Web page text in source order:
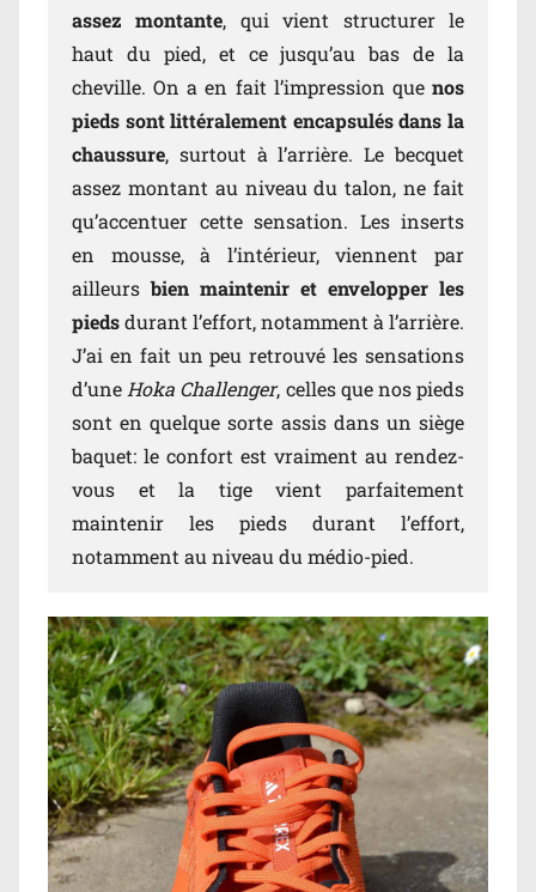
assez montante, qui vient structurer le
haut du pied, et ce jusqu’au bas de la
cheville. On a en fait l’impression que nos
pieds sont littéralement encapsulés dans la
chaussure, surtout à l’arrière. Le becquet
assez montant au niveau du talon, ne fait
qu’accentuer cette sensation. Les inserts
en mousse, à l’intérieur, viennent par
ailleurs bien maintenir et envelopper les
piedsdurant l’effort, notamment à l’arrière.
J’ai en fait un peu retrouvé les sensations
d’une Hoka Challenger, celles que nos pieds
sont en quelque sorte assis dans un siège
baquet: le confort est vraiment au rendez-
vous et la tige vient parfaitement
maintenir les pieds durant l’effort,
notamment au niveau du médio-pied.